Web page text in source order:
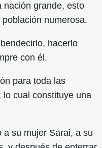
grande, esto
numerosa.
hacerlo
con él.
para toda las
lo cual constituye una
a su mujer Sarai, a su